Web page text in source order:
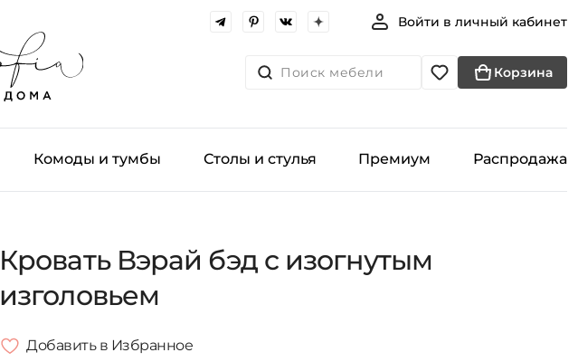
Войти в личный кабинет
Поиск мебели Корзина
Комоды и тумбы Столы и стулья Премиум Распродажа
Кровать Вэрай бэд с изогнутым
изголовьем
Добавить в Избранное